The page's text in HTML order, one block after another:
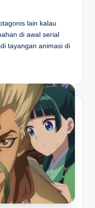
lain kalau
di awal serial
tayangan animasi di